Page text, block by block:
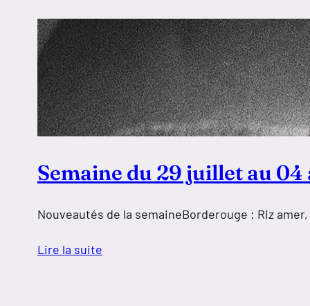
Semaine du 29 juillet au 04
Nouveautés de la semaineBorderouge : Riz
Lire la suite